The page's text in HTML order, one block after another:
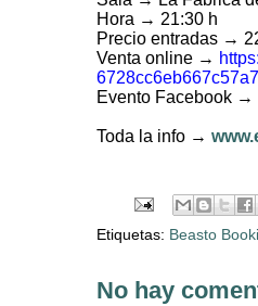
Hora → 21:30 h
Precio entradas →
Venta online →
Evento Facebook →
Toda la info →
Etiquetas: Beasto
No hay